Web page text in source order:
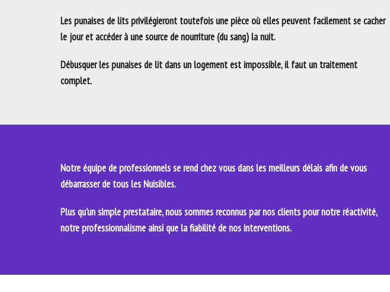
Les punaises de lits privilégieront toutefois une pièce où elles peuvent facilement se cacher
le jour et accéder à une source de nourriture (du sang) la nuit.
Débusquer les punaises de lit dans un logement est impossible, il faut un traitement
complet.
Notre équipe de professionnels se rend chez vous dans les meilleurs délais afin de vous
débarrasser de tous les Nuisibles.
Plus qu'un simple prestataire, nous sommes reconnus par nos clients pour notre réactivité,
notre professionnalisme ainsi que la fiabilité de nos interventions.